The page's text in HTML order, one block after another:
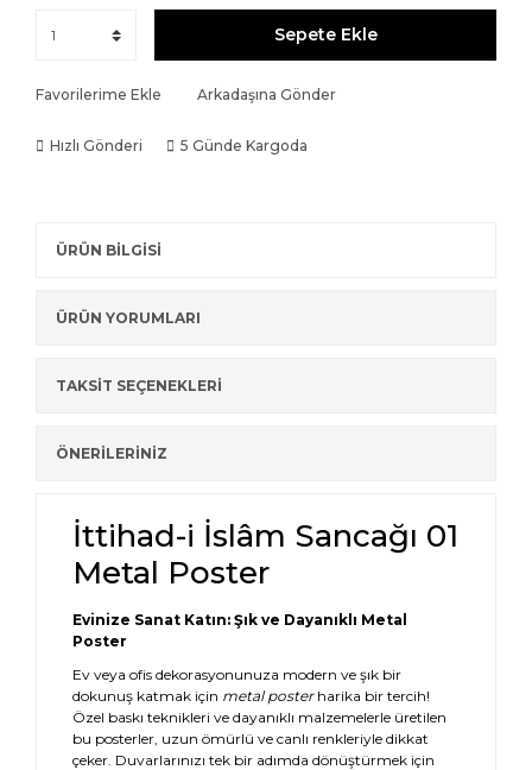
Sepete Ekle
Favorilerime Ekle Arkadaşına Gönder
Hızlı Gönderi 5 Günde Kargoda
ÜRÜN BİLGİSİ
ÜRÜN YORUMLARI
TAKSİT SEÇENEKLERİ
ÖNERİLERİNİZ
İttihad-i İslâm Sancağı 01
Metal Poster
Evinize Sanat Katın: Şık ve Dayanıklı Metal
Poster
Ev veya ofis dekorasyonunuza modern ve şık bir
dokunuş katmak için metal posterharika bir tercih!
Özel baskı teknikleri ve dayanıklı malzemelerle üretilen
bu posterler, uzun ömürlü ve canlı renkleriyle dikkat
çeker. Duvarlarınızı tek bir adımda dönüştürmek için